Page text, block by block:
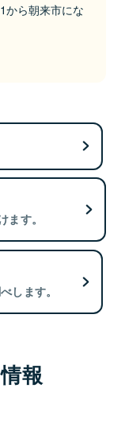
から朝来市にな
す。
します。
報